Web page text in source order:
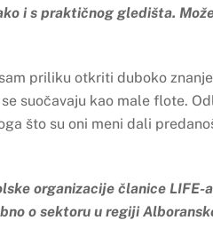
i s praktičnog gledišta.
priliku otkriti duboko
suočavaju kao male flote.
što su oni meni dali
organizacije članice LIFE-
o sektoru u regiji